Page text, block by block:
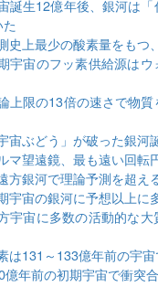
誕生12億年後、銀河は
史上最少の酸素量をもつ
宇宙のフッ素供給源は
上限の13倍の速さで物
宇宙ぶどう」が破った銀河
マ望遠鏡、最も遠い回転
方銀河で理論予測を超え
宇宙の銀河に予想以上に
宇宙に多数の活動的な
は131～133億年前の宇
億年前の初期宇宙で衝突